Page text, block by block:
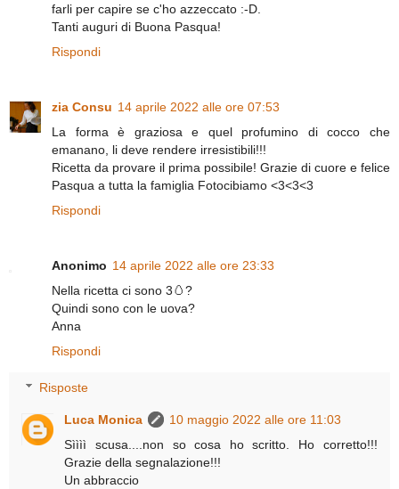
farli per capire se c'ho azzeccato :-D.
Tanti auguri di Buona Pasqua!
Rispondi
zia Consu 14 aprile 2022 alle ore 07:53
La forma è graziosa e quel profumino di cocco che
emanano, li deve rendere irresistibili!!!
Ricetta da provare il prima possibile! Grazie di cuore e felice
Pasqua a tutta la famiglia Fotocibiamo <3<3<3
Rispondi
Anonimo 14 aprile 2022 alle ore 23:33
Nella ricetta ci sono 3🥚?
Quindi sono con le uova?
Anna
Rispondi
Risposte
Luca Monica
10 maggio 2022 alle ore 11:03
Sìììì scusa....non so cosa ho scritto. Ho corretto!!!
Grazie della segnalazione!!!
Un abbraccio